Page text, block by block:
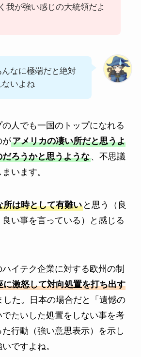
我が強い感じの大統領だよ
んなに極端だと絶対
いよね
人でも一国のトップになれる
がアメリカの凄い所だと思うよ
ろうかと思うような、不思議
います。
所は時として有難いと思う（良
い事を言っている）と感じる
イテク企業に対する欧州の制
に激怒して対向処置を打ち出す
した。日本の場合だと「遺憾の
たいした処置をしない事を考
行動（強い意思表示）を示し
ですよね。